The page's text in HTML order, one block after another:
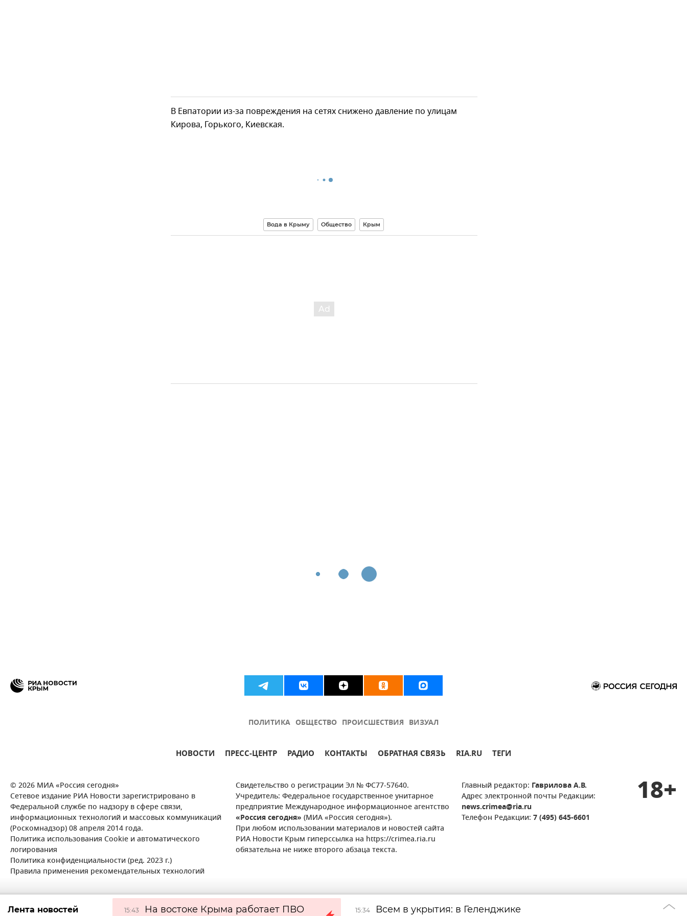
В Евпатории из-за повреждения на сетях снижено давление по улицам
Кирова, Горького, Киевская.
Вода в Крыму Общество Крым
ПОЛИТИКА ОБЩЕСТВО ПРОИСШЕСТВИЯ ВИЗУАЛ
НОВОСТИ ПРЕСС-ЦЕНТР РАДИО КОНТАКТЫ ОБРАТНАЯ СВЯЗЬ RIA.RU ТЕГИ
© 2026 МИА «Россия сегодня»
Сетевое издание РИА Новости зарегистрировано в
Федеральной службе по надзору в сфере связи,
информационных технологий и массовых коммуникаций
(Роскомнадзор) 08 апреля 2014 года.
Политика использования Cookie и автоматического
логирования
Политика конфиденциальности (ред. 2023 г.)
Правила применения рекомендательных технологий
Свидетельство о регистрации Эл № ФС77-57640.
Учредитель: Федеральное государственное унитарное
предприятие Международное информационное агентство
«Россия сегодня» (МИА «Россия сегодня»).
При любом использовании материалов и новостей сайта
РИА Новости Крым гиперссылка на https://crimea.ria.ru
обязательна не ниже второго абзаца текста.
Главный редактор: Гаврилова А.В.
Адрес электронной почты Редакции:
news.crimea@ria.ru
Телефон Редакции: 7 (495) 645-6601
18+
15:43 На востоке Крыма работает ПВО 15:34
Всем в укрытия: в Геленджике
Поезда
Лента новостей